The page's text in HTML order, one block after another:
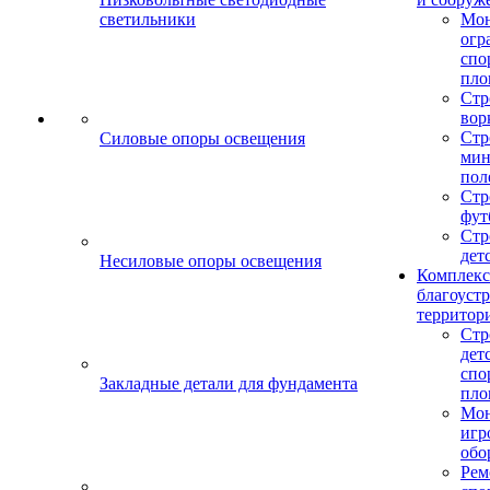
светильники
Силовые опоры освещения
Несиловые опоры освещения
Закладные детали для фундамента